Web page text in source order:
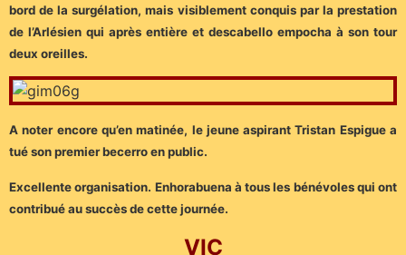
bord de la surgélation, mais visiblement conquis par la prestation
de l’Arlésien qui après entière et descabello empocha à son tour
deux oreilles.
A noter encore qu’en matinée, le jeune aspirant Tristan Espigue a
tué son premier becerro en public.
Excellente organisation. Enhorabuena à tous les bénévoles qui ont
contribué au succès de cette journée.
VIC